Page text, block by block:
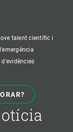
talent científic i